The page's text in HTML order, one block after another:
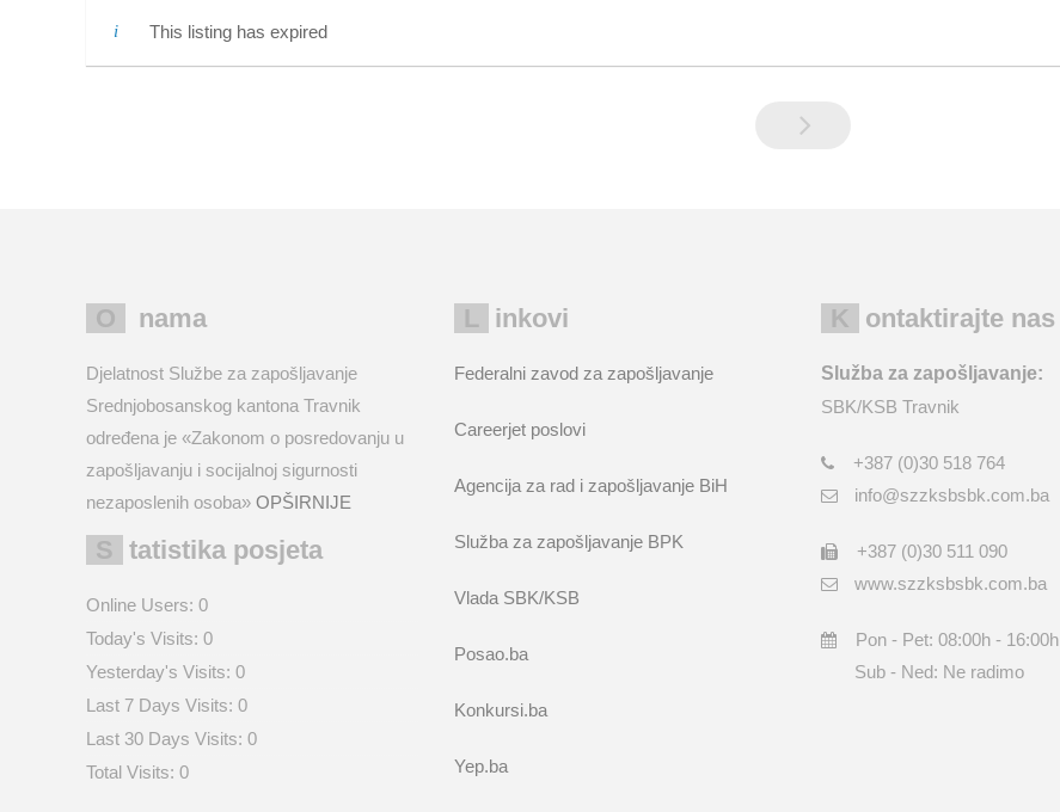
This listing has expired
O nama
Djelatnost Službe za zapošljavanje
Srednjobosanskog kantona Travnik
određena je «Zakonom o posredovanju u
zapošljavanju i socijalnoj sigurnosti
nezaposlenih osoba» OPŠIRNIJE
Statistika posjeta
Online Users: 0
Today's Visits: 0
Yesterday's Visits: 0
Last 7 Days Visits: 0
Last 30 Days Visits: 0
Total Visits: 0
Linkovi
Federalni zavod za zapošljavanje
Careerjet poslovi
Agencija za rad i zapošljavanje BiH
Služba za zapošljavanje BPK
Vlada SBK/KSB
Posao.ba
Konkursi.ba
Yep.ba
Kontaktirajte nas
Služba za zapošljavanje:
SBK/KSB Travnik
+387 (0)30 518 764
info@szzksbsbk.com.ba
+387 (0)30 511 090
www.szzksbsbk.com.ba
Pon - Pet: 08:00h - 16:00h
Sub - Ned: Ne radimo